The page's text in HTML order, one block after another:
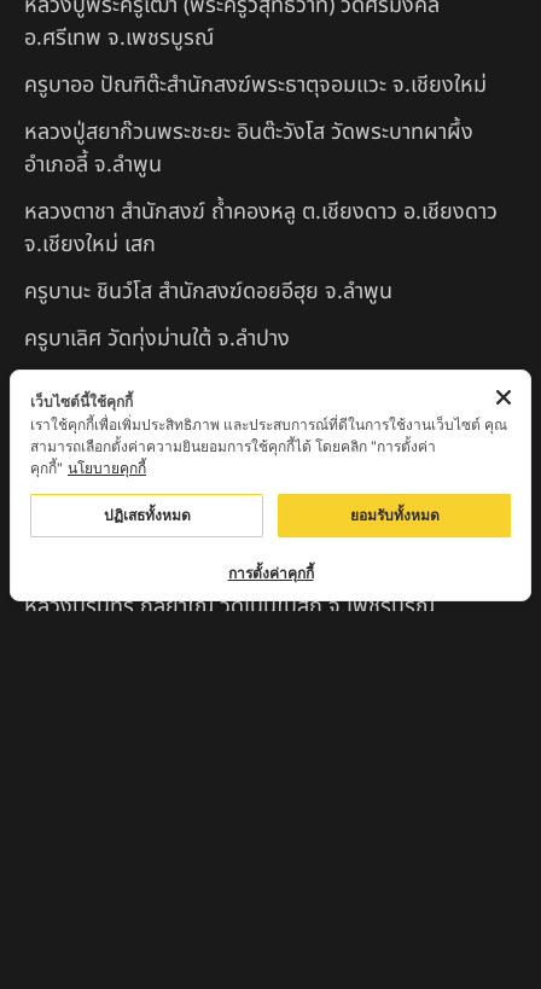
อ.ศรีเทพ จ.เพชรบูรณ์
ครูบาออ ปัณฑิต๊ะสำนักสงฆ์พระธาตุจอมแวะ จ.เชียงใหม่
หลวงปู่สยาก๊วนพระชะยะ อินต๊ะวังโส วัดพระบาทผาผึ้ง
อำเภอลี้ จ.ลำพูน
หลวงตาชา สำนักสงฆ์ ถ้ำคองหลู ต.เชียงดาว อ.เชียงดาว
จ.เชียงใหม่ เสก
ครูบานะ ชินวํโส สำนักสงฆ์ดอยอีฮุย จ.ลำพูน
ครูบาเลิศ วัดทุ่งม่านใต้ จ.ลำปาง
หลวงปู่หนู นรินโท วัดวังท่าดี จ.เพชรบูรณ์
ครูบาทอง วัดก้อท่า จ.ลำพูน
ครูบาตุ๊เจ้าปู่หว่าหลิ่ง วิระทะโย วัดเวฬุวัน อ.เชียงดาว
จ.เชียงใหม่
ครูบาศรี สุจิตโต บ้านสบก๋ง จ.ลำปาง
หลวงปู่รินทร์ กลฺยาโณ วัดเนินโบสถ์ จ.เพชรบูรณ์
เว็บไซต์นี้ใช้คุกกี้
เราใช้คุกกี้เพื่อเพิ่มประสิทธิภาพ และประสบการณ์ที่ดีในการใช้งานเว็บไซต์ คุณ
สามารถเลือกตั้งค่าความยินยอมการใช้คุกกี้ได้ โดยคลิก "การตั้งค่า
คุกกี้" นโยบายคุกกี้
ปฏิเสธทั้งหมด ยอมรับทั้งหมด
การตั้งค่าคุกกี้